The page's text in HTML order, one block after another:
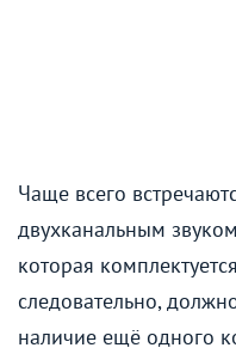
Чаще всего
двухканальным
которая
следовательно,
наличие ещё одного